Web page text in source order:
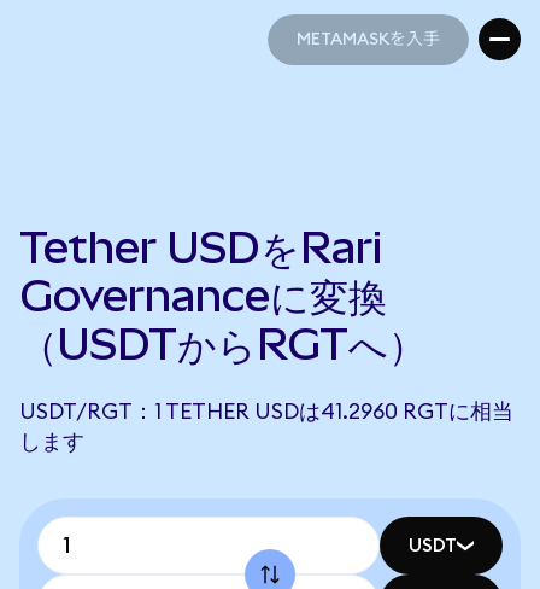
METAMASKを入手
Tether USDをRari
Governanceに変換
（USDTからRGTへ）
USDT/RGT：1 TETHER USDは41.2960 RGTに相当
します
USDT